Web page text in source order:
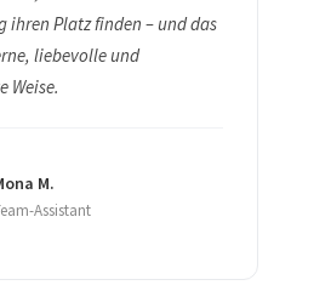
ihren Platz finden – und das
liebevolle und
Weise.
M.
Assistant